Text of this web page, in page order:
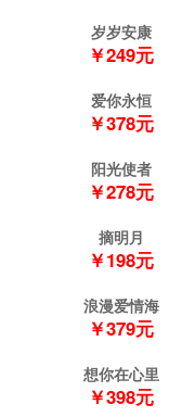
岁岁安康
￥249元
爱你永恒
￥378元
阳光使者
￥278元
摘明月
￥198元
浪漫爱情海
￥379元
想你在心里
￥398元